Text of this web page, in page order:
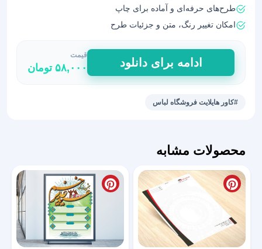
طرح‌های حرفه‌ای و آماده برای چاپ
امکان تغییر رنگ، متن و جزئیات طرح
کاور
هایلایت
اینستاگرام
پوشاک
ادامه برای دانلود
قیمت
۵۸,۰۰۰ تومان
#کاور هایلایت فروشگاه لباس
محصولات مشابه